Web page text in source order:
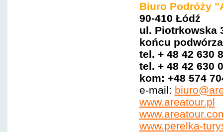
Biuro Podróży
90-410 Łódź
ul. Piotrkowska
końcu
tel. + 48 42 630
tel. + 48 42 630
kom: +48 574
e-mail:
www.areatour.pl
www.perelka-